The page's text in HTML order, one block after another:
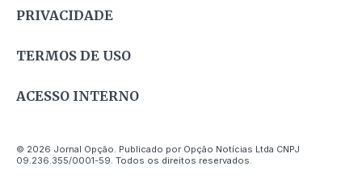
PRIVACIDADE
TERMOS DE USO
ACESSO INTERNO
© 2026 Jornal Opção. Publicado por Opção Notícias Ltda CNPJ
09.236.355/0001-59. Todos os direitos reservados.